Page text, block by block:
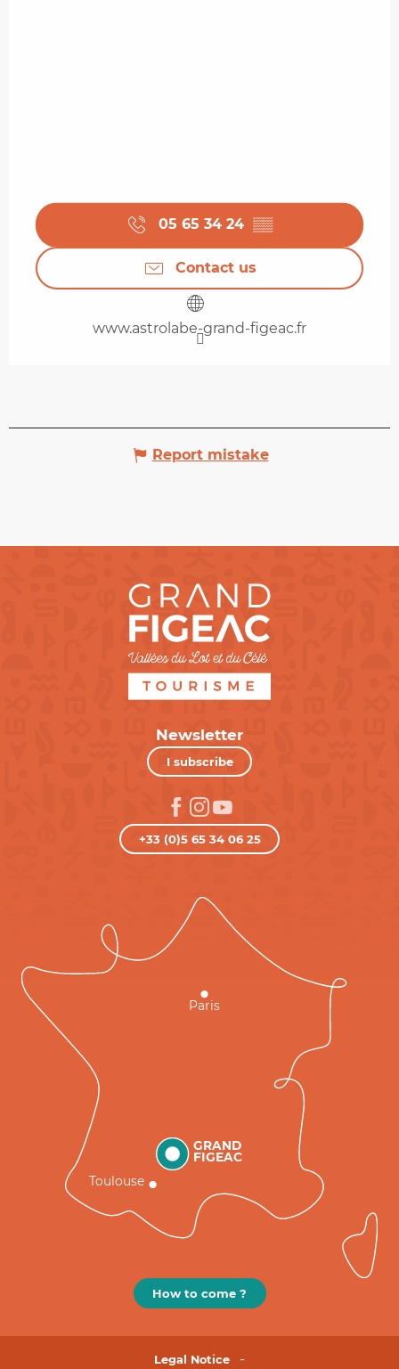
05 65 34 24 ▒▒
Contact us
www.astrolabe-grand-figeac.fr
Report mistake
Newsletter
I subscribe
+33 (0)5 65 34 06 25
GRAND
FIGEAC
Toulouse
Paris
How to come ?
Legal Notice